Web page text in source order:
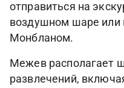
отправиться на
воздушном шаре или
Монбланом.
Межев располагает
развлечений,